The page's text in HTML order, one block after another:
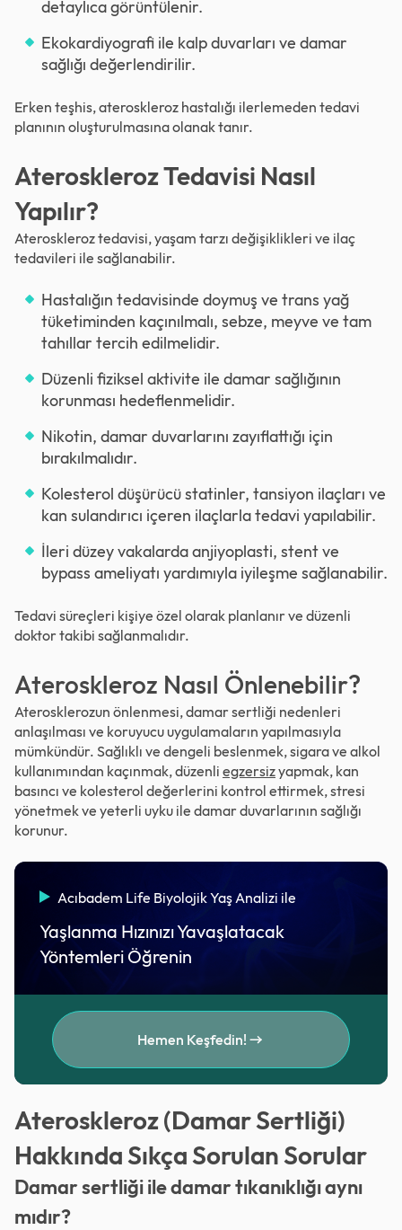
detaylıca görüntülenir.
Ekokardiyografi ile kalp duvarları ve damar
sağlığı değerlendirilir.
Erken teşhis, ateroskleroz hastalığı ilerlemeden tedavi
planının oluşturulmasına olanak tanır.
Ateroskleroz Tedavisi Nasıl
Yapılır?
Ateroskleroz tedavisi, yaşam tarzı değişiklikleri ve ilaç
tedavileri ile sağlanabilir.
Hastalığın tedavisinde doymuş ve trans yağ
tüketiminden kaçınılmalı, sebze, meyve ve tam
tahıllar tercih edilmelidir.
Düzenli fiziksel aktivite ile damar sağlığının
korunması hedeflenmelidir.
Nikotin, damar duvarlarını zayıflattığı için
bırakılmalıdır.
Kolesterol düşürücü statinler, tansiyon ilaçları ve
kan sulandırıcı içeren ilaçlarla tedavi yapılabilir.
İleri düzey vakalarda anjiyoplasti, stent ve
bypass ameliyatı yardımıyla iyileşme sağlanabilir.
Tedavi süreçleri kişiye özel olarak planlanır ve düzenli
doktor takibi sağlanmalıdır.
Ateroskleroz Nasıl Önlenebilir?
Aterosklerozun önlenmesi, damar sertliği nedenleri
anlaşılması ve koruyucu uygulamaların yapılmasıyla
mümkündür. Sağlıklı ve dengeli beslenmek, sigara ve alkol
kullanımından kaçınmak, düzenli egzersizyapmak, kan
basıncı ve kolesterol değerlerini kontrol ettirmek, stresi
yönetmek ve yeterli uyku ile damar duvarlarının sağlığı
korunur.
Acıbadem Life Biyolojik Yaş Analizi ile
Yaşlanma Hızınızı Yavaşlatacak
Yöntemleri Öğrenin
Hemen Keşfedin!
Ateroskleroz (Damar Sertliği)
Hakkında Sıkça Sorulan Sorular
Damar sertliği ile damar tıkanıklığı aynı
mıdır?